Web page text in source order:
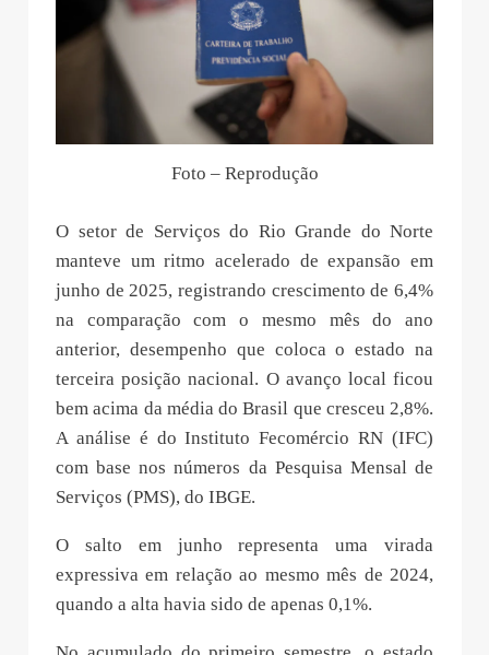
Foto – Reprodução
O setor de Serviços do Rio Grande do Norte
manteve um ritmo acelerado de expansão em
junho de 2025, registrando crescimento de 6,4%
na comparação com o mesmo mês do ano
anterior, desempenho que coloca o estado na
terceira posição nacional. O avanço local ficou
bem acima da média do Brasil que cresceu 2,8%.
A análise é do Instituto Fecomércio RN (IFC)
com base nos números da Pesquisa Mensal de
Serviços (PMS), do IBGE.
O salto em junho representa uma virada
expressiva em relação ao mesmo mês de 2024,
quando a alta havia sido de apenas 0,1%.